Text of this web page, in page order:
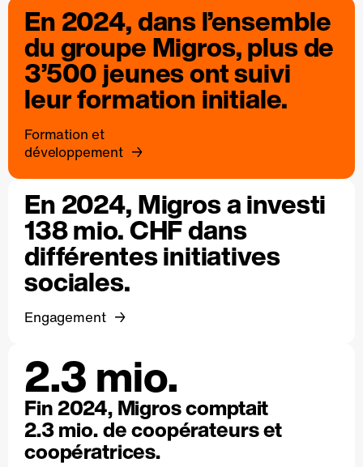
En 2024, dans l’ensemble
du groupe Migros, plus de
3’500 jeunes ont suivi
leur formation initiale.
Formation et
développement
En 2024, Migros a investi
138 mio. CHF dans
différentes initiatives
sociales.
Engagement
2.3 mio.
Fin 2024, Migros comptait
2.3 mio. de coopérateurs et
coopératrices.